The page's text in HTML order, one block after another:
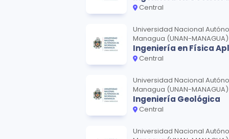
Central
Universidad Nacional
Managua (UNAN-MANAGUA)
Ingeniería en Física
Central
Universidad Nacional
Managua (UNAN-MANAGUA)
Ingeniería Geológica
Central
Universidad Nacional